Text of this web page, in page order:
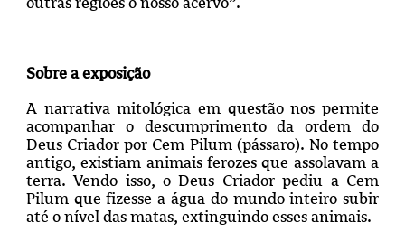
Sobre a exposição
A narrativa mitológica em questão nos permite
acompanhar o descumprimento da ordem do
Deus Criador por Cem Pilum (pássaro). No tempo
antigo, existiam animais ferozes que assolavam a
terra. Vendo isso, o Deus Criador pediu a Cem
Pilum que fizesse a água do mundo inteiro subir
até o nível das matas, extinguindo esses animais.